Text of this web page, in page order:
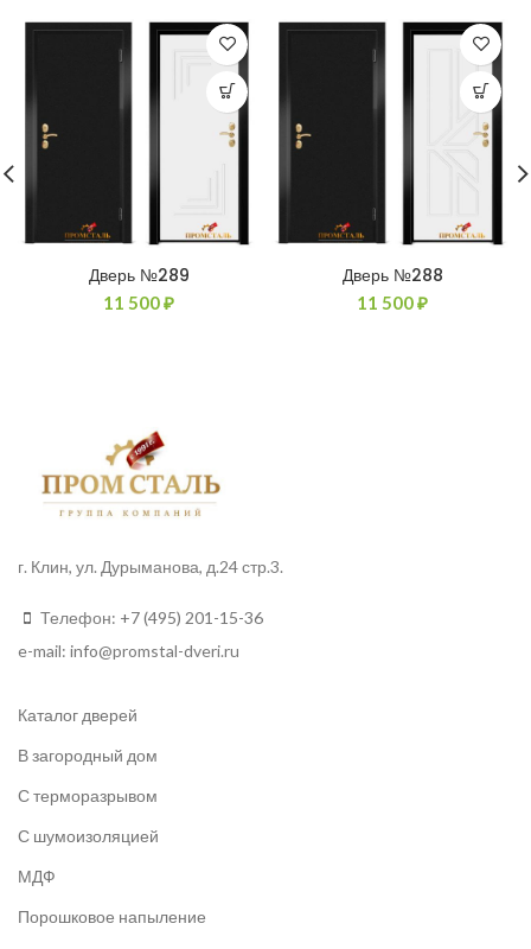
Дверь №289
11 500₽
Дверь №288
11 500₽
г. Клин, ул. Дурыманова, д.24 стр.3.
Телефон: +7 (495) 201-15-36
e-mail: info@promstal-dveri.ru
Каталог дверей
В загородный дом
С терморазрывом
С шумоизоляцией
МДФ
Порошковое напыление